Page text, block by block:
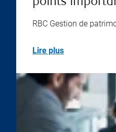
RBC Gestion de
Lire plus